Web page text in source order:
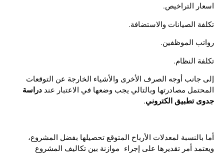
اسعار التراخيص.
تكلفة الصيانات والاستضافة.
رواتب الموظفين.
تكلفة النظام.
إلى جانب أوجه الصرف الأخرى والأشياء الخارجة عن التوقعات
المحتمل مصادرتها وبالتالي يجب وضعها في الاعتبار عند دراسة
جدوى تطبيق الكتروني.
أما بالنسبة لمعدلات الأرباح المتوقع تحصيلها بفضل المشروع،
ويعتمد أمر تقديرها على إجراء موازنة بين تكاليف المشروع